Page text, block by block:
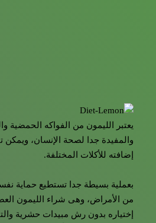
يعتبر الليمون من الفواكه الحمضية
والمفيدة جدا لصحة الإنسان، ويمكن
إضافته للأكلات المختلفة.
بعملية بسيطة جدا تستطيع حماية
من الأمراض، وهى شراء الليمون
إختياره بدون رش مبيدات حشرية